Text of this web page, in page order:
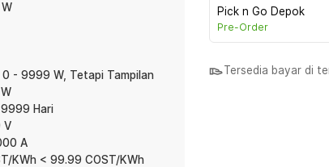
waktunya yang
- KWE-PM01
- 9999 W, Tetapi Tampilan
Hari
V
A
KWh < 99.99 COST/KWh
Pick n Go Depok
Pre-Order
Tersedia bayar di